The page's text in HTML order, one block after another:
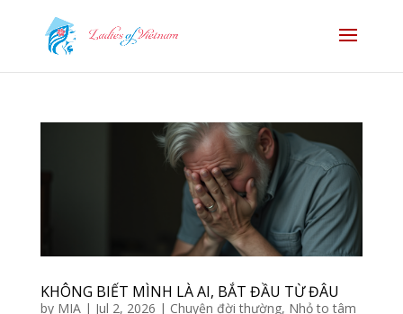
KHÔNG BIẾT MÌNH LÀ AI, BẮT ĐẦU TỪ ĐÂU
by MIA| Jul 2, 2026 | Chuyện đời thường, Nhỏ to tâm